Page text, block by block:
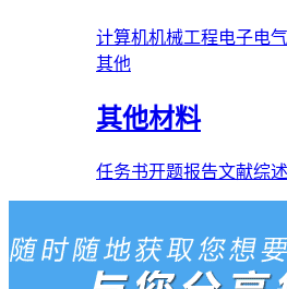
计算机机械工程电子电气
其他
其他材料
任务书开题报告文献综述